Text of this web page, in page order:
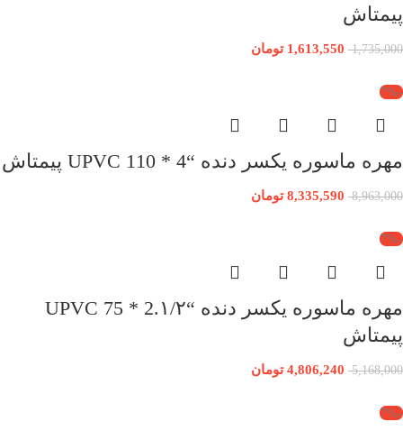
پیمتاش
1,735,000
1,613,550 تومان
-7%
مهره ماسوره یکسر دنده “4 * 110 UPVC پیمتاش
8,963,000
8,335,590 تومان
-7%
مهره ماسوره یکسر دنده “2.۱/۲ * 75 UPVC
پیمتاش
5,168,000
4,806,240 تومان
-7%